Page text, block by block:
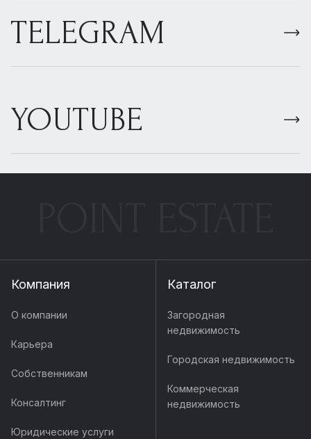
TELEGRAM
YOUTUBE
Компания
О компании
Карьера
Собственникам
Консалтинг
Юридические услуги
Каталог
Загородная
недвижимость
Городская недвижимость
Коммерческая
недвижимость